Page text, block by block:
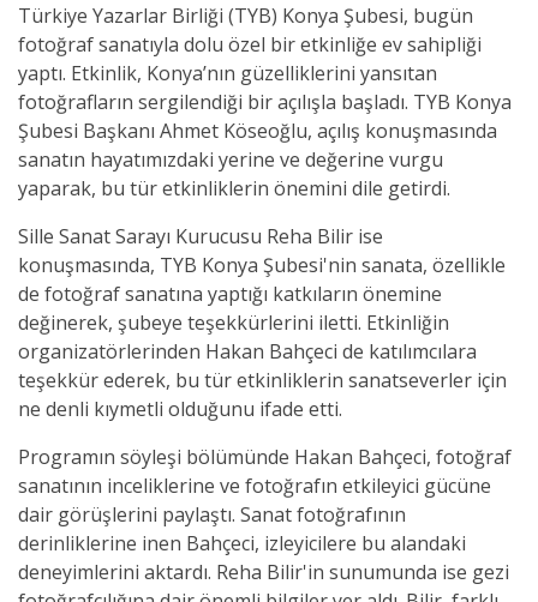
Türkiye Yazarlar Birliği (TYB) Konya Şubesi, bugün
fotoğraf sanatıyla dolu özel bir etkinliğe ev sahipliği
yaptı. Etkinlik, Konya’nın güzelliklerini yansıtan
fotoğrafların sergilendiği bir açılışla başladı. TYB Konya
Şubesi Başkanı Ahmet Köseoğlu, açılış konuşmasında
sanatın hayatımızdaki yerine ve değerine vurgu
yaparak, bu tür etkinliklerin önemini dile getirdi.
Sille Sanat Sarayı Kurucusu Reha Bilir ise
konuşmasında, TYB Konya Şubesi'nin sanata, özellikle
de fotoğraf sanatına yaptığı katkıların önemine
değinerek, şubeye teşekkürlerini iletti. Etkinliğin
organizatörlerinden Hakan Bahçeci de katılımcılara
teşekkür ederek, bu tür etkinliklerin sanatseverler için
ne denli kıymetli olduğunu ifade etti.
Programın söyleşi bölümünde Hakan Bahçeci, fotoğraf
sanatının inceliklerine ve fotoğrafın etkileyici gücüne
dair görüşlerini paylaştı. Sanat fotoğrafının
derinliklerine inen Bahçeci, izleyicilere bu alandaki
deneyimlerini aktardı. Reha Bilir'in sunumunda ise gezi